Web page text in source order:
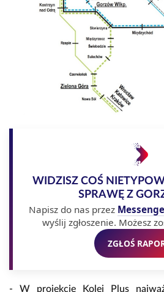
WIDZISZ COŚ
SPRAWĘ Z
Napisz do nas przez
wyślij zgłoszenie. Możesz
ZGŁOŚ
- W projekcie Kolej Plus